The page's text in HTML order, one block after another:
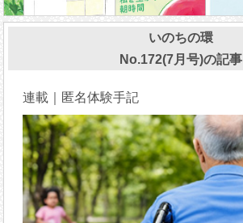
いのちの環
No.172(7月号)の記事
連載｜匿名体験手記